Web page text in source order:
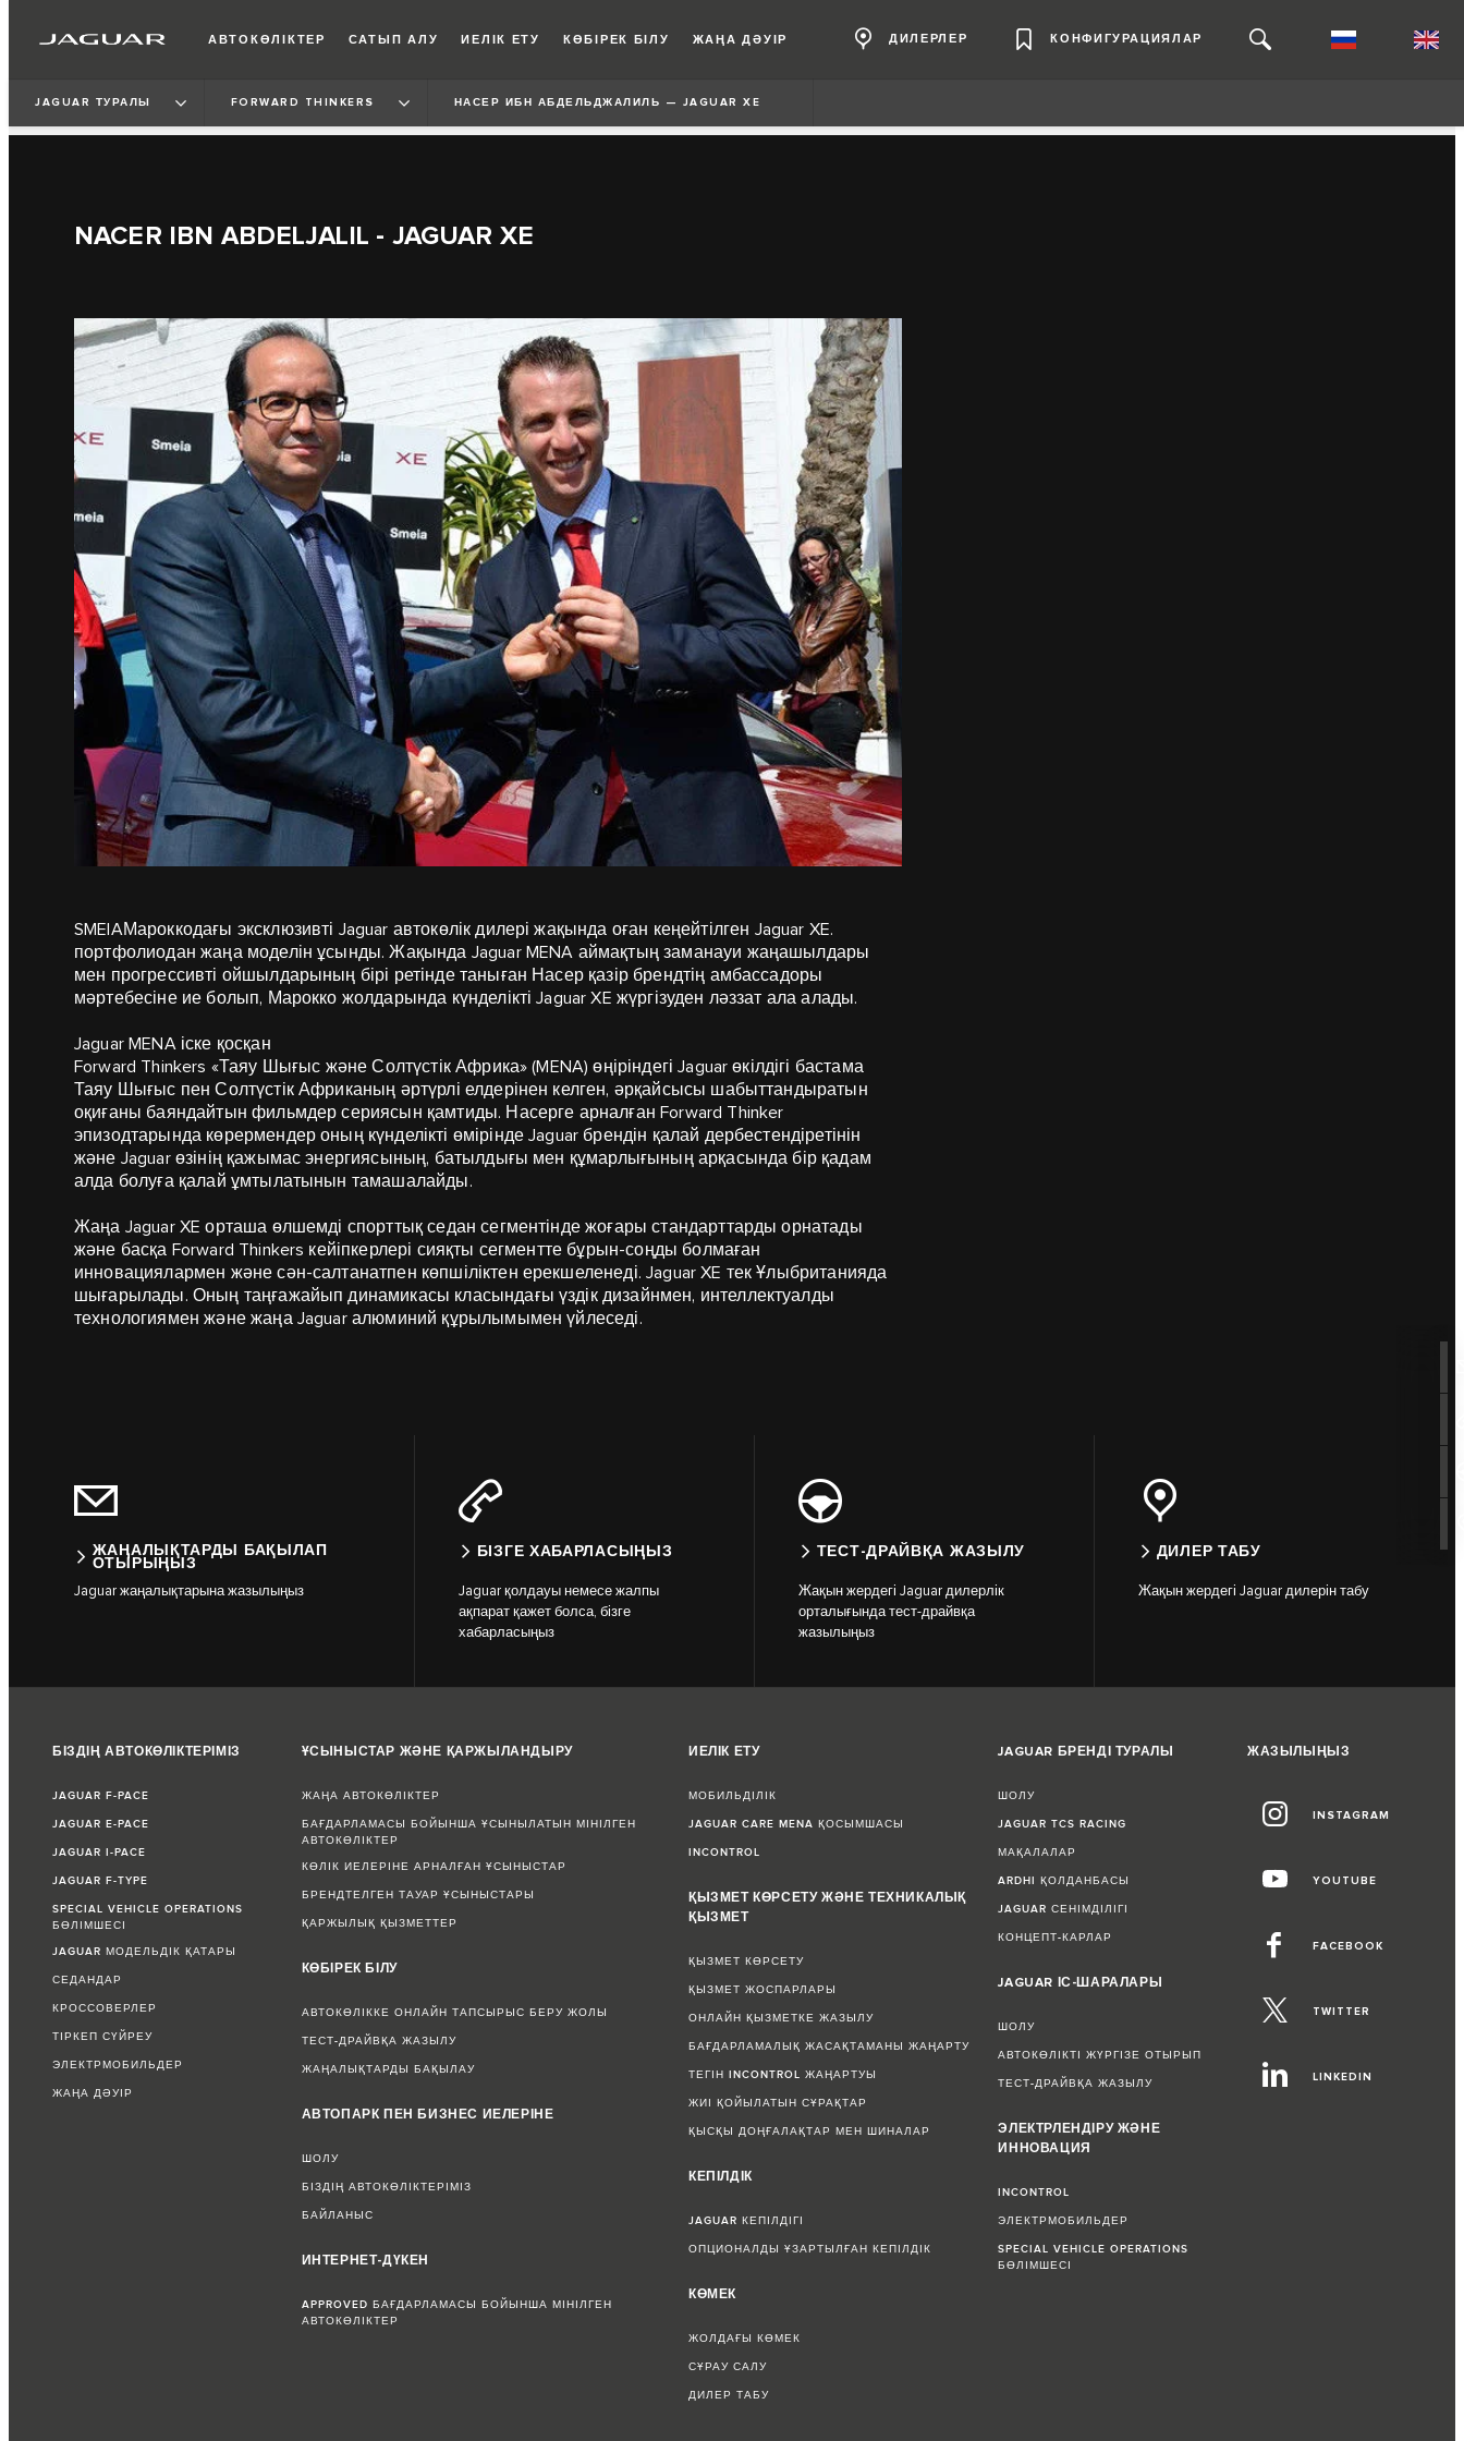
АВТОКӨЛІКТЕР САТЫП АЛУ ИЕЛІК ЕТУ КӨБІРЕК БІЛУ ЖАҢА ДӘУІР ДИЛЕРЛЕР КОНФИГУРАЦИЯЛАР
JAGUAR ТУРАЛЫ FORWARD THINKERS НАСЕР ИБН АБДЕЛЬДЖАЛИЛЬ — JAGUAR XE
NACER IBN ABDELJALIL - JAGUAR XE
SMEIAМароккодағы эксклюзивті Jaguar автокөлік дилері жақында оған кеңейтілген Jaguar XE.
портфолиодан жаңа моделін ұсынды. Жақында Jaguar MENA аймақтың заманауи жаңашылдары
мен прогрессивті ойшылдарының бірі ретінде таныған Насер қазір брендтің амбассадоры
мәртебесіне ие болып, Марокко жолдарында күнделікті Jaguar XE жүргізуден ләззат ала алады.
Jaguar MENA іске қосқан
Forward Thinkers «Таяу Шығыс және Солтүстік Африка» (MENA) өңіріндегі Jaguar өкілдігі бастама
Таяу Шығыс пен Солтүстік Африканың әртүрлі елдерінен келген, әрқайсысы шабыттандыратын
оқиғаны баяндайтын фильмдер сериясын қамтиды. Насерге арналған Forward Thinker
эпизодтарында көрермендер оның күнделікті өмірінде Jaguar брендін қалай дербестендіретінін
және Jaguar өзінің қажымас энергиясының, батылдығы мен құмарлығының арқасында бір қадам
алда болуға қалай ұмтылатынын тамашалайды.
Жаңа Jaguar XE орташа өлшемді спорттық седан сегментінде жоғары стандарттарды орнатады
және басқа Forward Thinkers кейіпкерлері сияқты сегментте бұрын-соңды болмаған
инновациялармен және сән-салтанатпен көпшіліктен ерекшеленеді. Jaguar XE тек Ұлыбританияда
шығарылады. Оның таңғажайып динамикасы класындағы үздік дизайнмен, интеллектуалды
технологиямен және жаңа Jaguar алюминий құрылымымен үйлеседі.
ЖАҢАЛЫҚТАРДЫ БАҚЫЛАП
ОТЫРЫҢЫЗ
Jaguar жаңалықтарына жазылыңыз
БІЗГЕ ХАБАРЛАСЫҢЫЗ
Jaguar қолдауы немесе жалпы
ақпарат қажет болса, бізге
хабарласыңыз
ТЕСТ-ДРАЙВҚА ЖАЗЫЛУ
Жақын жердегі Jaguar дилерлік
орталығында тест-драйвқа
жазылыңыз
ДИЛЕР ТАБУ
Жақын жердегі Jaguar дилерін табу
БІЗДІҢ АВТОКӨЛІКТЕРІМІЗ
JAGUAR F-PACE
JAGUAR E-PACE
JAGUAR I-PACE
JAGUAR F-TYPE
SPECIAL VEHICLE OPERATIONS
БӨЛІМШЕСІ
JAGUAR МОДЕЛЬДІК ҚАТАРЫ
СЕДАНДАР
КРОССОВЕРЛЕР
ТІРКЕП СҮЙРЕУ
ЭЛЕКТРМОБИЛЬДЕР
ЖАҢА ДӘУІР
ҰСЫНЫСТАР ЖӘНЕ ҚАРЖЫЛАНДЫРУ
ЖАҢА АВТОКӨЛІКТЕР
БАҒДАРЛАМАСЫ БОЙЫНША ҰСЫНЫЛАТЫН МІНІЛГЕН
АВТОКӨЛІКТЕР
КӨЛІК ИЕЛЕРІНЕ АРНАЛҒАН ҰСЫНЫСТАР
БРЕНДТЕЛГЕН ТАУАР ҰСЫНЫСТАРЫ
ҚАРЖЫЛЫҚ ҚЫЗМЕТТЕР
КӨБІРЕК БІЛУ
АВТОКӨЛІККЕ ОНЛАЙН ТАПСЫРЫС БЕРУ ЖОЛЫ
ТЕСТ-ДРАЙВҚА ЖАЗЫЛУ
ЖАҢАЛЫҚТАРДЫ БАҚЫЛАУ
АВТОПАРК ПЕН БИЗНЕС ИЕЛЕРІНЕ
ШОЛУ
БІЗДІҢ АВТОКӨЛІКТЕРІМІЗ
БАЙЛАНЫС
ИНТЕРНЕТ-ДҮКЕН
APPROVED БАҒДАРЛАМАСЫ БОЙЫНША МІНІЛГЕН
АВТОКӨЛІКТЕР
ИЕЛІК ЕТУ
МОБИЛЬДІЛІК
JAGUAR CARE MENA ҚОСЫМШАСЫ
INCONTROL
ҚЫЗМЕТ КӨРСЕТУ ЖӘНЕ ТЕХНИКАЛЫҚ
ҚЫЗМЕТ
ҚЫЗМЕТ КӨРСЕТУ
ҚЫЗМЕТ ЖОСПАРЛАРЫ
ОНЛАЙН ҚЫЗМЕТКЕ ЖАЗЫЛУ
БАҒДАРЛАМАЛЫҚ ЖАСАҚТАМАНЫ ЖАҢАРТУ
ТЕГІН INCONTROL ЖАҢАРТУЫ
ЖИІ ҚОЙЫЛАТЫН СҰРАҚТАР
ҚЫСҚЫ ДОҢҒАЛАҚТАР МЕН ШИНАЛАР
КЕПІЛДІК
JAGUAR КЕПІЛДІГІ
ОПЦИОНАЛДЫ ҰЗАРТЫЛҒАН КЕПІЛДІК
КӨМЕК
ЖОЛДАҒЫ КӨМЕК
СҰРАУ САЛУ
ДИЛЕР ТАБУ
JAGUAR БРЕНДІ ТУРАЛЫ
ШОЛУ
JAGUAR TCS RACING
МАҚАЛАЛАР
ARDHI ҚОЛДАНБАСЫ
JAGUAR СЕНІМДІЛІГІ
КОНЦЕПТ-КАРЛАР
JAGUAR ІС-ШАРАЛАРЫ
ШОЛУ
АВТОКӨЛІКТІ ЖҮРГІЗЕ ОТЫРЫП
ТЕСТ-ДРАЙВҚА ЖАЗЫЛУ
ЭЛЕКТРЛЕНДІРУ ЖӘНЕ
ИННОВАЦИЯ
INCONTROL
ЭЛЕКТРМОБИЛЬДЕР
SPECIAL VEHICLE OPERATIONS
БӨЛІМШЕСІ
ЖАЗЫЛЫҢЫЗ
INSTAGRAM
YOUTUBE
FACEBOOK
TWITTER
LINKEDIN